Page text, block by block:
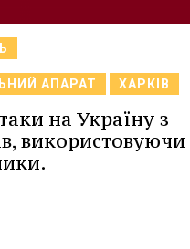
АПАРАТ ХАРКІВ
на Україну з
використовуючи